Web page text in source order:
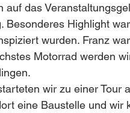
auf das
Besonderes Highlight
wurden. Franz
Motorrad werden
wir zu einer Tour
eine Baustelle und wir